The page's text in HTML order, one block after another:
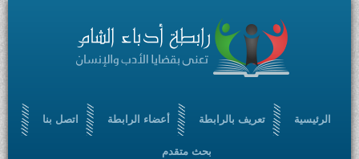
الرئيسية تعريف بالرابطة أعضاء الرابطة اتصل بنا
بحث متقدم